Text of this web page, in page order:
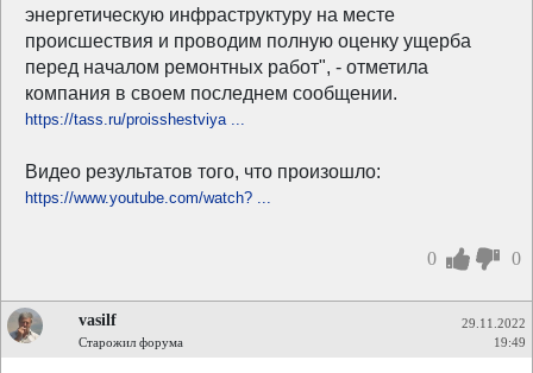
энергетическую инфраструктуру на месте
происшествия и проводим полную оценку ущерба
перед началом ремонтных работ", - отметила
компания в своем последнем сообщении.
https://tass.ru/proisshestviya ...
Видео результатов того, что произошло:
https://www.youtube.com/watch? ...
0 0
vasilf
Старожил форума
29.11.2022
19:49